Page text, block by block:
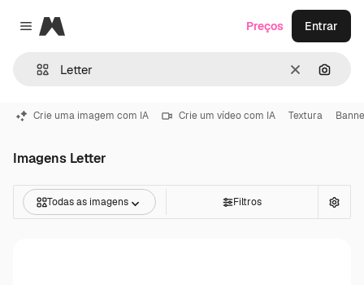
Close menu
Magnific
Limpar
Preços Entrar
Crie uma imagem com IA Crie um vídeo com IA Textura
Imagens Letter
Todas as imagens Filtros